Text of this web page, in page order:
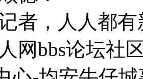
者，人人都
网bbs论坛